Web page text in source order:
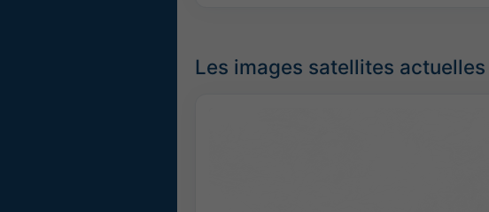
Les images satellites actuelles